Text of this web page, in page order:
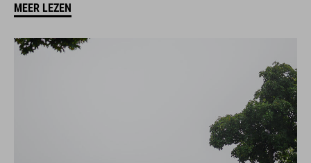
MEER LEZEN